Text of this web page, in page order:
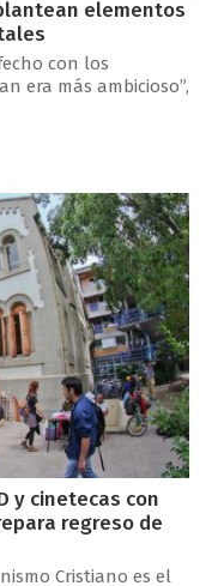
elementos
con los
era más ambicioso”,
y cinetecas con
regreso de
Cristiano es el